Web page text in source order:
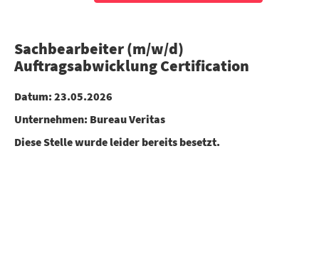
Sachbearbeiter (m/w/d)
Auftragsabwicklung Certification
Datum: 23.05.2026
Unternehmen: Bureau Veritas
Diese Stelle wurde leider bereits besetzt.